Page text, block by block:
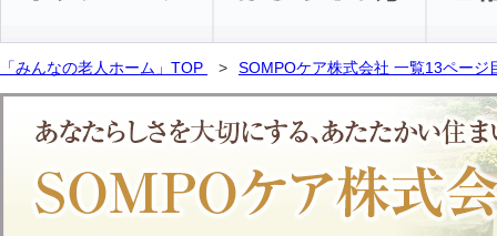
「みんなの老人ホーム」TOP SOMPOケア株式会社 一覧13ページ